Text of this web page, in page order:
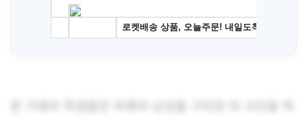
본 가해자 학생들은 피해자 남성을 구타한 뒤 사진을 찍